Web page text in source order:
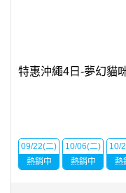
特惠沖繩4日-夢幻貓
09/22(二)
熱銷中
10/06(二)
熱銷中
10/
熱